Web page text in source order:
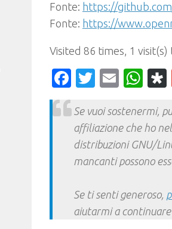
Fonte: https://
Fonte: https://
Visited 86 times, 1 visit(s)
Facebook
Twitter
Email
Se vuoi sostenermi,
affiliazione che ho
distribuzioni GNU/
mancanti possono
Se ti senti generoso,
aiutarmi a